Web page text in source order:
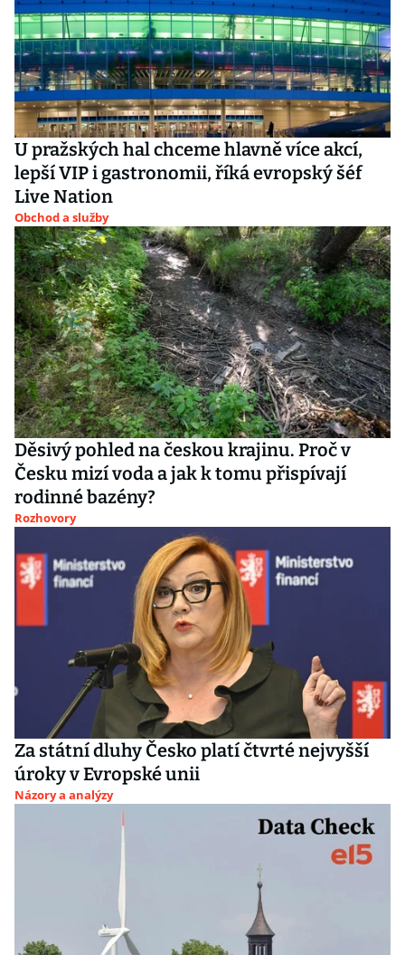
U pražských hal chceme hlavně více akcí,
lepší VIP i gastronomii, říká evropský šéf
Live Nation
Obchod a služby
Děsivý pohled na českou krajinu. Proč v
Česku mizí voda a jak k tomu přispívají
rodinné bazény?
Rozhovory
Za státní dluhy Česko platí čtvrté nejvyšší
úroky v Evropské unii
Názory a analýzy